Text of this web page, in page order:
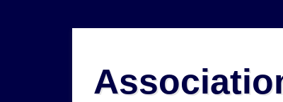
contenu